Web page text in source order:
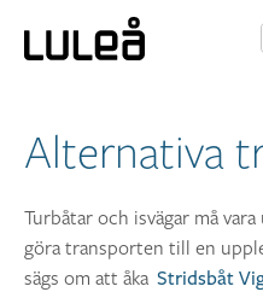
Alternativa
Turbåtar och isvägar må
göra transporten till en
sägs om att åka Stridsbåt